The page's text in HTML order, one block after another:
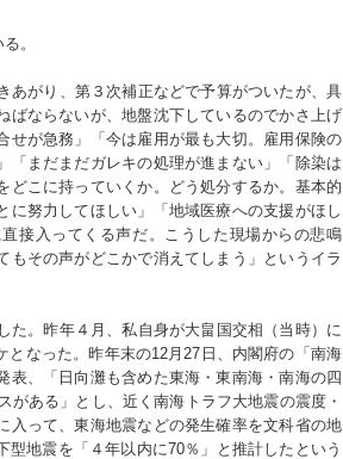
。
あがり、第３次補正などで予算がついたが、具
ばならないが、地盤沈下しているのでかさ上げ
せが急務」「今は雇用が最も大切。雇用保険の
まだまだガレキの処理が進まない」「除染は
どこに持っていくか。どう処分するか。基本的
努力してほしい」「地域医療への支援がほし
接入ってくる声だ。こうした現場からの悲鳴
その声がどこかで消えてしまう」というイラ
た。昨年４月、私自身が大畠国交相（当時）に
となった。昨年末の12月27日、内閣府の「南海
表、「日向灘も含めた東海・東南海・南海の四
ある」とし、近く南海トラフ大地震の震度・
入って、東海地震などの発生確率を文科省の地
地震を「４年以内に70％」と推計したという